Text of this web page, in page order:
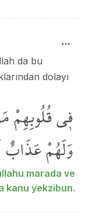
da bu
dolayı
ف۪يقُلُوبِهِمْ
وَلَهُمْعَذَابٌ
marada ve
kanu yekzibun.